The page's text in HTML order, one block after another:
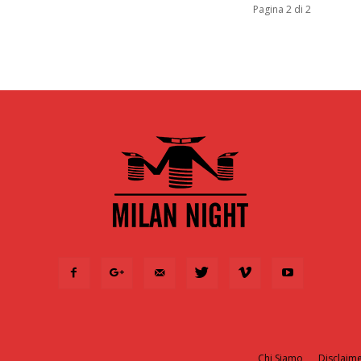
Pagina 2 di 2
Chi Siamo